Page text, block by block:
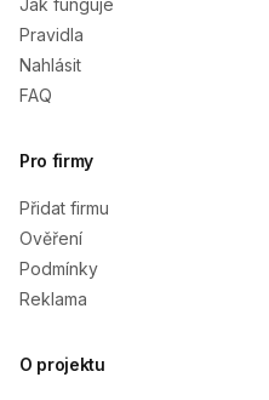
Jak funguje
Pravidla
Nahlásit
FAQ
Pro firmy
Přidat firmu
Ověření
Podmínky
Reklama
O projektu